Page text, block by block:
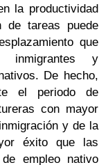
la productividad
de tareas puede
que
inmigrantes y
De hecho,
el periodo de
con mayor
y de la
éxito que las
empleo nativo